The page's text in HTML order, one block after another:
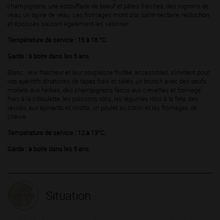
champignons, une estouffade de boeuf et pâtes fraîches, des rognons de
veau, un tajine de veau. Les fromages mont d'or, saint-nectaire, reblochon
et époisses sauront également les valoriser.
Température de service : 15 à 18 °C.
Garde : à boire dans les 5 ans
Blanc : leur fraîcheur et leur souplesse fruitée, accessibles, s'invitent pour
vos apéritifs dînatoires de tapas frais et salés, un brunch avec des oeufs
mollets aux herbes, des champignons farcis aux crevettes et fromage
frais à la ciboulette, les poissons rôtis, les légumes rôtis à la feta, des
raviolis aux épinards et ricotta, un poulet au citron et les fromages de
chèvre.
Température de service : 12 à 13°C.
Garde : à boire dans les 5 ans
Situation